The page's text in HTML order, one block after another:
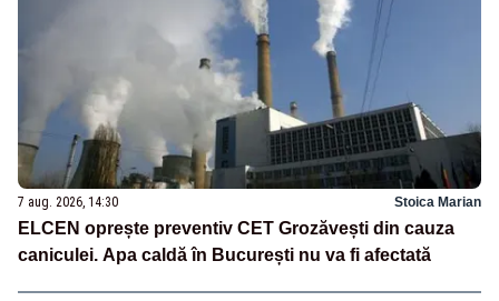
7 aug. 2026, 14:30 Stoica Marian
ELCEN oprește preventiv CET Grozăvești din cauza
caniculei. Apa caldă în București nu va fi afectată